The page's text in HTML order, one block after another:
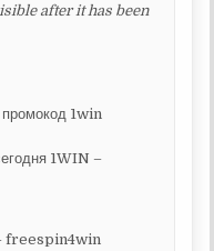
after it has been
промокод 1win
1WIN –
freespin4win